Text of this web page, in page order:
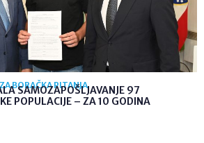
BORAČKA PITANJA
SAMOZAPOŠLJAVANJE 97
POPULACIJE – ZA 10 GODINA